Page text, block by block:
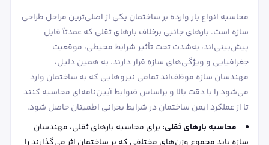
محاسبه انواع بار وارده بر ساختمان یکی از اصلی‌ترین مراحل طراحی
سازه است. بارهای جانبی برخلاف بارهای ثقلی که عمدتاً قابل
پیش‌بینی‌اند، به‌شدت تحت تأثیر شرایط محیطی، موقعیت
جغرافیایی و ویژگی‌های سازه قرار دارند. به همین دلیل،
مهندسان سازه موظف‌اند تمامی نیروهایی که به ساختمان وارد
می‌شود را با دقت بالا و براساس ضوابط آیین‌نامه‌ای محاسبه کنند
تا از عملکرد ایمن ساختمان در شرایط بحرانی اطمینان حاصل شود.
محاسبه بارهای ثقلی: برای محاسبه بارهای ثقلی، مهندسان